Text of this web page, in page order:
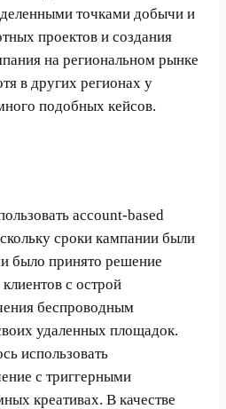
точками добычи и
проектов и создания
на региональном рынке
в других регионах у
подобных кейсов.
account-based
сроки кампании были
было принято решение
с острой
беспроводным
удаленных площадок.
использовать
с триггерными
креативах. В качестве